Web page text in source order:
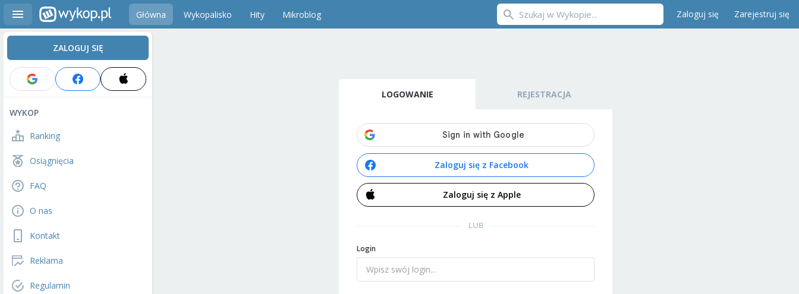
Główna Wykopalisko Hity Mikroblog Zaloguj się Zarejestruj się
ZALOGUJ SIĘ
WYKOP
Ranking
Osiągnięcia
FAQ
O nas
Kontakt
Reklama
Regulamin
LOGOWANIE REJESTRACJA
Zaloguj się z Facebook
Zaloguj się z Apple
LUB
Login